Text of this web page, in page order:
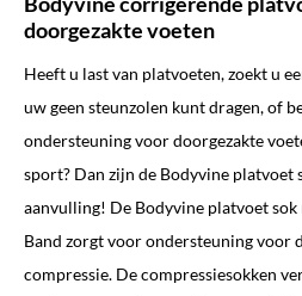
doorgezakte voeten
Heeft u last van platvoeten, zoekt u
uw geen steunzolen kunt dragen, of
ondersteuning voor doorgezakte
sport? Dan zijn de Bodyvine platvoet
aanvulling! De Bodyvine platvoet
Band zorgt voor ondersteuning voor
compressie. De compressiesokken